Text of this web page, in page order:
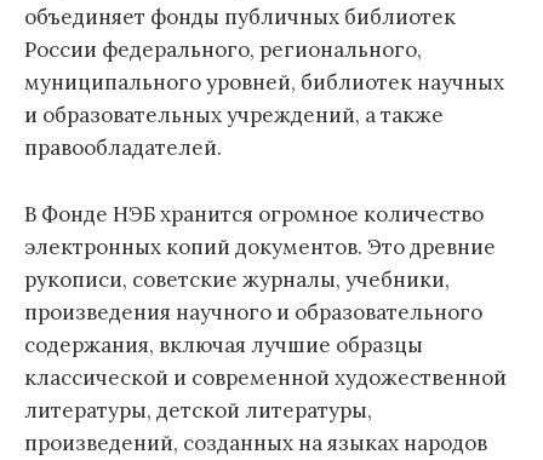
объединяет фонды публичных библиотек
России федерального, регионального,
муниципального уровней, библиотек научных
и образовательных учреждений, а также
правообладателей.
В Фонде НЭБ хранится огромное количество
электронных копий документов. Это древние
рукописи, советские журналы, учебники,
произведения научного и образовательного
содержания, включая лучшие образцы
классической и современной художественной
литературы, детской литературы,
произведений, созданных на языках народов